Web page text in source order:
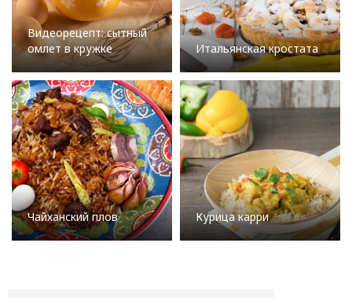
Видеорецепт: сытный
омлет в кружке
Итальянская кростата
Чайханский плов Курица карри